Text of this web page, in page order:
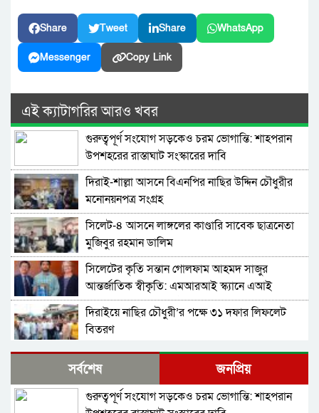
Share Tweet Share WhatsApp
Messenger Copy Link
এই ক্যাটাগরির আরও খবর
গুরুত্বপূর্ণ সংযোগ সড়কেও চরম ভোগান্তি: শাহপরান
উপশহরের রাস্তাঘাট সংস্কারের দাবি
দিরাই-শাল্লা আসনে বিএনপির নাছির উদ্দিন চৌধুরীর
মনোনয়নপত্র সংগ্রহ
সিলেট-৪ আসনে লাঙ্গলের কাণ্ডারি সাবেক ছাত্রনেতা
মুজিবুর রহমান ডালিম
সিলেটের কৃতি সন্তান গোলফাম আহমদ সাজুর
আন্তর্জাতিক স্বীকৃতি: এমআরআই স্ক্যানে এআই
প্রয়োগে পিএইচডি অর্জন
দিরাইয়ে নাছির চৌধুরী’র পক্ষে ৩১ দফার লিফলেট
বিতরণ
কোম্পানীগঞ্জে বিএনপির ‘রাষ্ট্র কাঠামো মেরামত’ ৩১
দফার লিফলেট বিতরণ ও গণসংযোগ
জকিগঞ্জে আইনের তোয়াক্কা নেই! খাসজমি দখল করে
সর্বশেষ জনপ্রিয়
গুরুত্বপূর্ণ সংযোগ সড়কেও চরম ভোগান্তি: শাহপরান